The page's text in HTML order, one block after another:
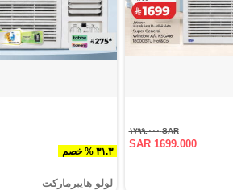
SAR ١٧٩٩.٠٠٠
SAR 1699.000
٣١.٣ % خصم
لولو هايبرماركت